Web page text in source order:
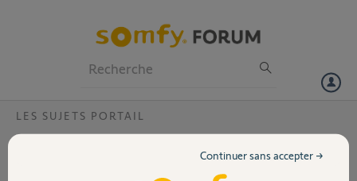
Volet
LES SUJETS PORTAIL
Continuer sans accepter →